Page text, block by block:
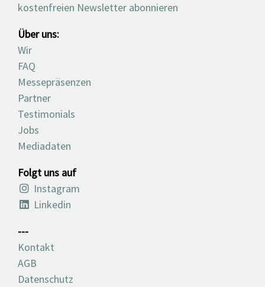
kostenfreien Newsletter abonnieren
Über uns:
Wir
FAQ
Messepräsenzen
Partner
Testimonials
Jobs
Mediadaten
Folgt uns auf
Instagram
Linkedin
---
Kontakt
AGB
Datenschutz